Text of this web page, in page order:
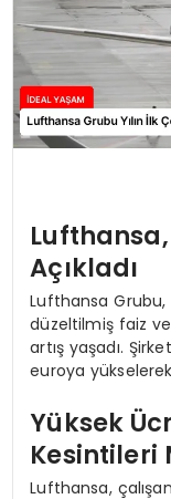
Lufthansa,
Açıkladı
Lufthansa Grubu,
düzeltilmiş faiz
artış yaşadı.
euroya
Yüksek
Kesintileri
Lufthansa,